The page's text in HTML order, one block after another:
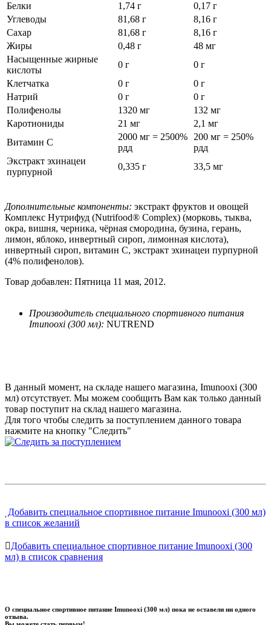
Белки
1,74 г
0,17 г
Углеводы
81,68 г
8,16 г
Сахар
81,68 г
8,16 г
Жиры
0,48 г
48 мг
Насыщенные жирные
кислоты
0 г
0 г
Клетчатка
0 г
0 г
Натрий
0 г
0 г
Полифенолы
1320 мг
132 мг
Каротиониды
21 мг
2,1 мг
Витамин C
2000 мг = 2500%
рдд
200 мг = 250%
рдд
Экстракт эхинацеи
пурпурной
0,335 г 33,5 мг
Дополнительные компоненты: экстракт фруктов и овощей
Комплекс Нутрифуд (Nutrifood® Complex) (морковь, тыква,
окра, вишня, черника, чёрная смородина, бузина, герань,
лимон, яблоко, инвертный сироп, лимонная кислота),
инвертный сироп, витамин C, экстракт эхинацеи пурпурной
(4% полифенолов).
Товар добавлен: Пятница 11 мая, 2012.
Производитель специального спортивного питания
Imunooxi (300 мл): NUTREND
В данный момент, на складе нашего магазина, Imunooxi (300
мл) отсутствует. Мы можем сообщить Вам как только данный
товар поступит на склад нашего магазина.
Для того чтобы следить за поступлением данного товара
нажмите на кнопку "Следить"
Добавить специальное спортивное питание Imunooxi (300 мл)
в список желаний
Добавить специальное спортивное питание Imunooxi (300
мл) в список сравнения
О специальное спортивное питание Imunooxi (300 мл) пока не оставели ни одного
отзыва.